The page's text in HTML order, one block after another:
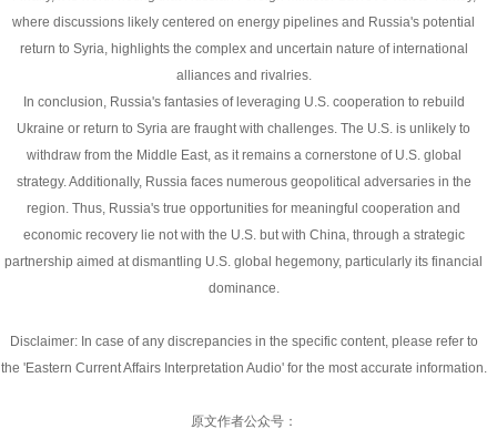
where discussions likely centered on energy pipelines and Russia's potential
return to Syria, highlights the complex and uncertain nature of international
alliances and rivalries.
In conclusion, Russia's fantasies of leveraging U.S. cooperation to rebuild
Ukraine or return to Syria are fraught with challenges. The U.S. is unlikely to
withdraw from the Middle East, as it remains a cornerstone of U.S. global
strategy. Additionally, Russia faces numerous geopolitical adversaries in the
region. Thus, Russia's true opportunities for meaningful cooperation and
economic recovery lie not with the U.S. but with China, through a strategic
partnership aimed at dismantling U.S. global hegemony, particularly its financial
dominance.
Disclaimer: In case of any discrepancies in the specific content, please refer to
the 'Eastern Current Affairs Interpretation Audio' for the most accurate information.
原文作者公众号：